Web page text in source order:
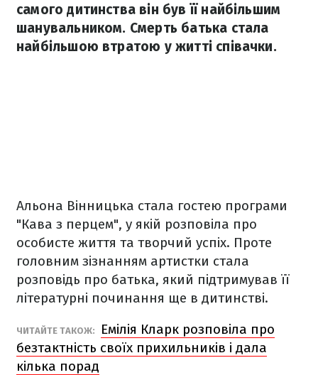
самого дитинства він був її найбільшим
шанувальником. Смерть батька стала
найбільшою втратою у житті співачки.
Альона Вінницька стала гостею програми
"Кава з перцем", у якій розповіла про
особисте життя та творчий успіх. Проте
головним зізнанням артистки стала
розповідь про батька, який підтримував її
літературні починання ще в дитинстві.
ЧИТАЙТЕ ТАКОЖ:
Емілія Кларк розповіла про
безтактність своїх прихильників і дала
кілька порад